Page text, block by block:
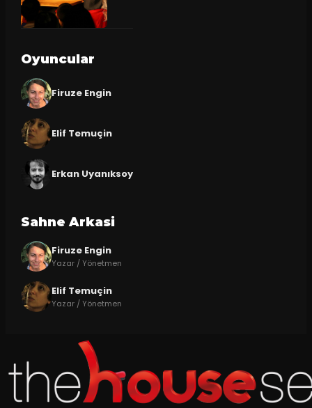
Oyuncular
Firuze Engin
Elif Temuçin
Erkan Uyanıksoy
Sahne Arkasi
Firuze Engin
Yazar / Yönetmen
Elif Temuçin
Yazar / Yönetmen